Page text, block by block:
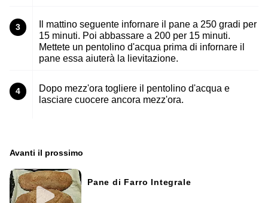
3
Il mattino seguente infornare il pane a 250 gradi per
15 minuti. Poi abbassare a 200 per 15 minuti.
Mettete un pentolino d'acqua prima di infornare il
pane essa aiuterà la lievitazione.
4
Dopo mezz'ora togliere il pentolino d'acqua e
lasciare cuocere ancora mezz'ora.
Avanti il ​​prossimo
Pane di Farro Integrale